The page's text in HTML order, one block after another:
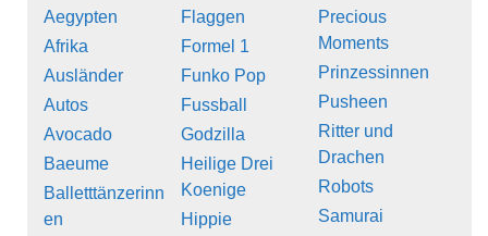
Aegypten
Afrika
Ausländer
Autos
Avocado
Baeume
Balletttänzerinn
en
Flaggen
Formel 1
Funko Pop
Fussball
Godzilla
Heilige Drei
Koenige
Hippie
Precious
Moments
Prinzessinnen
Pusheen
Ritter und
Drachen
Robots
Samurai